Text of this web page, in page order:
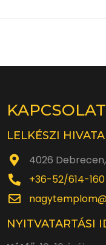
KAPCSOLAT
LELKÉSZI
4026
+36-52/614-160
NYITVATARTÁSI